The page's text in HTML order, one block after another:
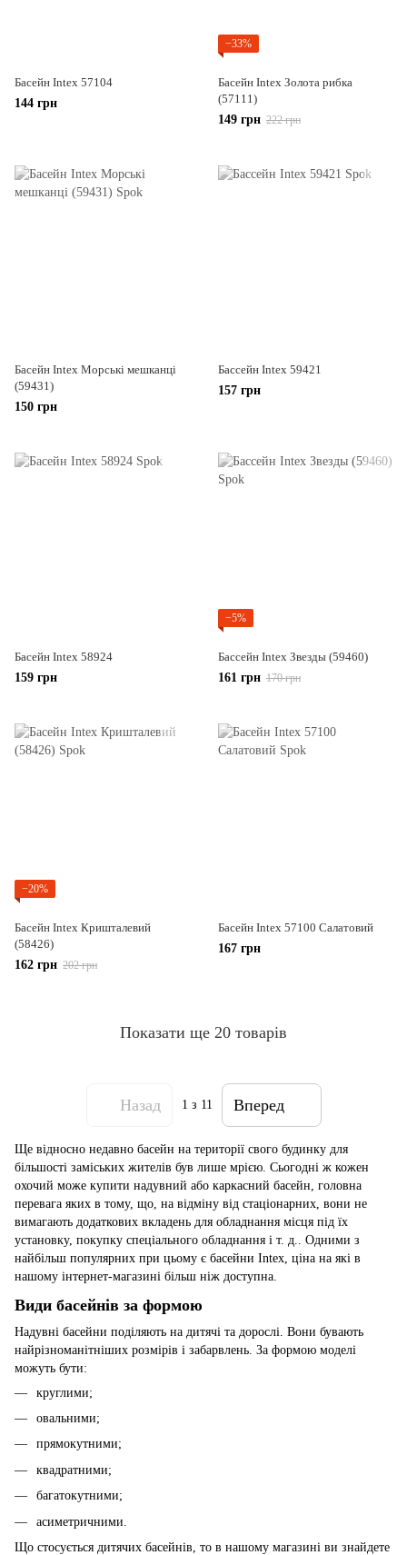
Басейн Intex 57104
144 грн
−33%
Басейн Intex Золота рибка
(57111)
149 грн 222 грн
Басейн Intex Морські мешканці
(59431)
150 грн
Бассейн Intex 59421
157 грн
Басейн Intex 58924
159 грн
−5%
Бассейн Intex Звезды (59460)
161 грн 170 грн
−20%
Басейн Intex Кришталевий
(58426)
162 грн 202 грн
Басейн Intex 57100 Салатовий
167 грн
Показати ще 20 товарів
Назад 1 з 11 Вперед
Ще відносно недавно басейн на території свого будинку для
більшості заміських жителів був лише мрією. Сьогодні ж кожен
охочий може купити надувний або каркасний басейн, головна
перевага яких в тому, що, на відміну від стаціонарних, вони не
вимагають додаткових вкладень для обладнання місця під їх
установку, покупку спеціального обладнання і т. д.. Одними з
найбільш популярних при цьому є басейни Intex, ціна на які в
нашому інтернет-магазині більш ніж доступна.
Види басейнів за формою
Надувні басейни поділяють на дитячі та дорослі. Вони бувають
найрізноманітніших розмірів і забарвлень. За формою моделі
можуть бути:
круглими;
овальними;
прямокутними;
квадратними;
багатокутними;
асиметричними.
Що стосується дитячих басейнів, то в нашому магазині ви знайдете